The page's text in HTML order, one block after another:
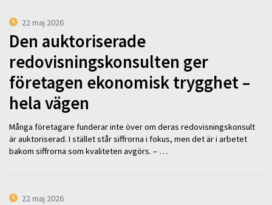
22 maj 2026
Den auktoriserade
redovisningskonsulten ger
företagen ekonomisk trygghet –
hela vägen
Många företagare funderar inte över om deras redovisningskonsult
är auktoriserad. I stället står siffrorna i fokus, men det är i arbetet
bakom siffrorna som kvaliteten avgörs. – …
22 maj 2026